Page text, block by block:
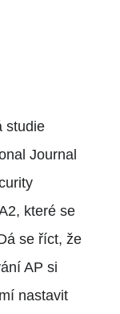
studie
Journal
které se
se říct, že
AP si
nastavit